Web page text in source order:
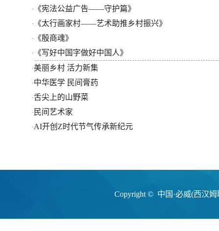
· 《宪法公益广告——守护篇》
· 《太行画家村——艺术助推乡村振兴》
· 《殷商魂》
· 《写好中国字做好中国人》
·美丽乡村 活力新集
·中华医学 民间膏药
·舌尖上的山野菜
· 民间艺术家
·AI开创Z时代节气传承新纪元
Copyright © 中国·必威(西汉